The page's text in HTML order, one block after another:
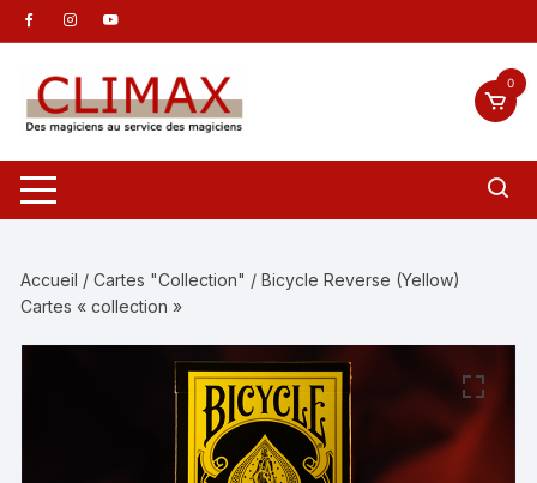
Aller
au
contenu
0
Accueil /Cartes "Collection" / Bicycle Reverse (Yellow)
Cartes « collection »